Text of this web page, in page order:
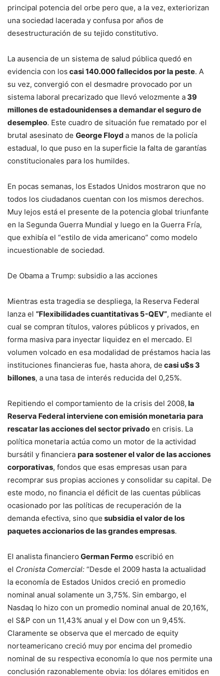
principal potencia del orbe pero que, a la vez, exteriorizan
una sociedad lacerada y confusa por años de
desestructuración de su tejido constitutivo.
La ausencia de un sistema de salud pública quedó en
evidencia con los casi 140.000 fallecidos por la peste. A
su vez, convergió con el desmadre provocado por un
sistema laboral precarizado que llevó velozmente a 39
millones de estadounidenses a demandar el seguro de
desempleo. Este cuadro de situación fue rematado por el
brutal asesinato de George Floyd a manos de la policía
estadual, lo que puso en la superficie la falta de garantías
constitucionales para los humildes.
En pocas semanas, los Estados Unidos mostraron que no
todos los ciudadanos cuentan con los mismos derechos.
Muy lejos está el presente de la potencia global triunfante
en la Segunda Guerra Mundial y luego en la Guerra Fría,
que exhibía el “estilo de vida americano” como modelo
incuestionable de sociedad.
De Obama a Trump: subsidio a las acciones
Mientras esta tragedia se despliega, la Reserva Federal
lanza el “Flexibilidades cuantitativas 5-QEV”, mediante el
cual se compran títulos, valores públicos y privados, en
forma masiva para inyectar liquidez en el mercado. El
volumen volcado en esa modalidad de préstamos hacia las
instituciones financieras fue, hasta ahora, de casi u$s 3
billones, a una tasa de interés reducida del 0,25%.
Repitiendo el comportamiento de la crisis del 2008, la
Reserva Federal interviene con emisión monetaria para
rescatar las acciones del sector privado en crisis. La
política monetaria actúa como un motor de la actividad
bursátil y financiera para sostener el valor de las acciones
corporativas, fondos que esas empresas usan para
recomprar sus propias acciones y consolidar su capital. De
este modo, no financia el déficit de las cuentas públicas
ocasionado por las políticas de recuperación de la
demanda efectiva, sino que subsidia el valor de los
paquetes accionarios de las grandes empresas.
El analista financiero German Fermo escribió en
el Cronista Comercial: “Desde el 2009 hasta la actualidad
la economía de Estados Unidos creció en promedio
nominal anual solamente un 3,75%. Sin embargo, el
Nasdaq lo hizo con un promedio nominal anual de 20,16%,
el S&P con un 11,43% anual y el Dow con un 9,45%.
Claramente se observa que el mercado de equity
norteamericano creció muy por encima del promedio
nominal de su respectiva economía lo que nos permite una
conclusión razonablemente obvia: los dólares emitidos en